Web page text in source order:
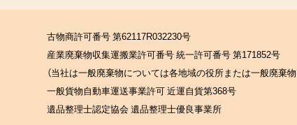
古物商許可番号 第62117R032230号
産業廃棄物収集運搬業許可番号 統一許可番号 第171852号
（当社は一般廃棄物については各地域の役所または一般廃棄
一般貨物自動車運送事業許可 近運自貨第368号
遺品整理士認定協会 遺品整理士優良事業所